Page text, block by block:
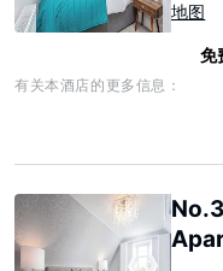
地图
免
有关本酒店的更多信息：